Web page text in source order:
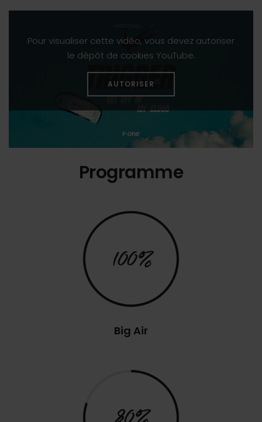
Pour visualiser cette vidéo, vous devez autoriser
le dépôt de cookies YouTube.
AUTORISER
Programme
100%
Big Air